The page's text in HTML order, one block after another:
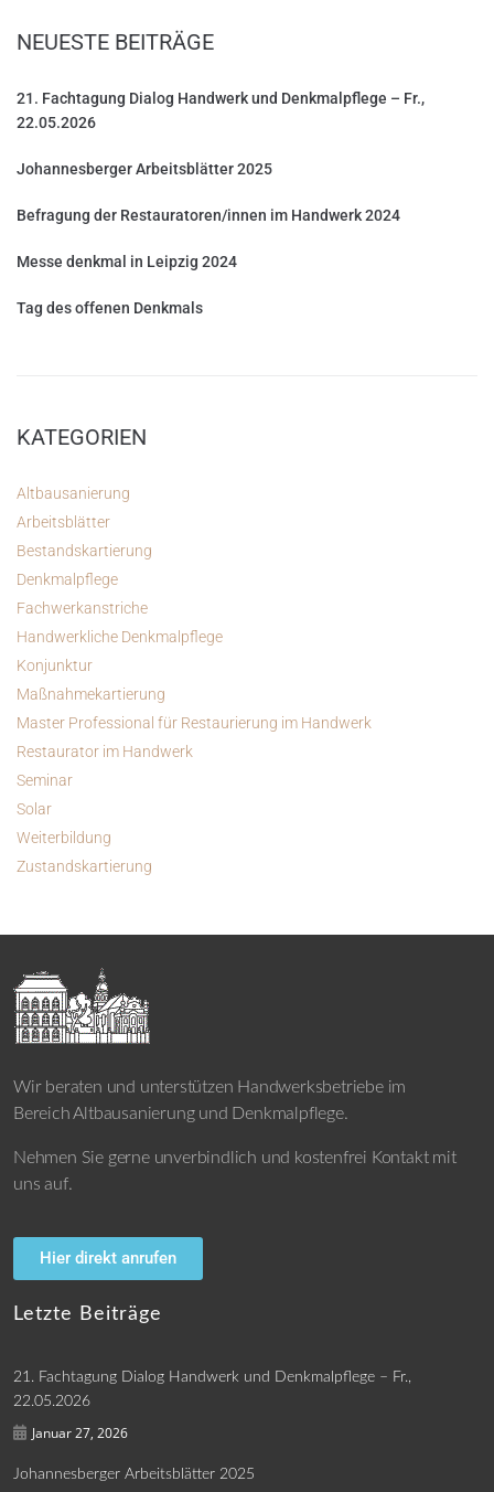
NEUESTE BEITRÄGE
21. Fachtagung Dialog Handwerk und Denkmalpflege – Fr.,
22.05.2026
Johannesberger Arbeitsblätter 2025
Befragung der Restauratoren/innen im Handwerk 2024
Messe denkmal in Leipzig 2024
Tag des offenen Denkmals
KATEGORIEN
Altbausanierung
Arbeitsblätter
Bestandskartierung
Denkmalpflege
Fachwerkanstriche
Handwerkliche Denkmalpflege
Konjunktur
Maßnahmekartierung
Master Professional für Restaurierung im Handwerk
Restaurator im Handwerk
Seminar
Solar
Weiterbildung
Zustandskartierung
Wir beraten und unterstützen Handwerksbetriebe im
Bereich Altbausanierung und Denkmalpflege.
Nehmen Sie gerne unverbindlich und kostenfrei Kontakt mit
uns auf.
Hier direkt anrufen
Letzte Beiträge
21. Fachtagung Dialog Handwerk und Denkmalpflege – Fr.,
22.05.2026
Januar 27, 2026
Johannesberger Arbeitsblätter 2025